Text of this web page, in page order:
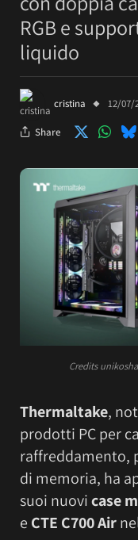
RGB e
liquido
cristina 12/07/
Share
Credits
Thermaltake,
prodotti PC per
raffreddamento,
di memoria, ha
suoi nuovicase
e CTE C700 Air